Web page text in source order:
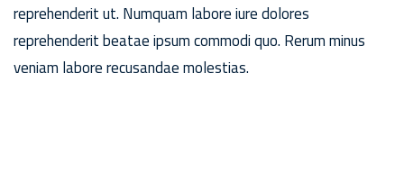
reprehenderit ut. Numquam labore iure dolores
reprehenderit beatae ipsum commodi quo. Rerum minus
veniam labore recusandae molestias.